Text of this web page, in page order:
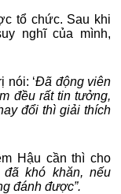
tổ chức. Sau khi
nghĩ của mình,
nói: ‘Đã động viên
đều rất tin tưởng,
đổi thì giải thích
Hậu cần thì cho
khó khăn, nếu
đánh được”.